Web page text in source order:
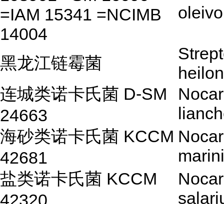
=IAM 15341 =NCIMB
14004
黑龙江链霉菌
连城类诺卡氏菌 D-SM
24663
海砂类诺卡氏菌 KCCM
42681
盐类诺卡氏菌 KCCM
42320